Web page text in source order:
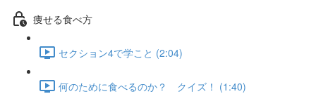
痩せる食べ方
セクション4で学こと (2:04)
何のために食べるのか？ クイズ！ (1:40)